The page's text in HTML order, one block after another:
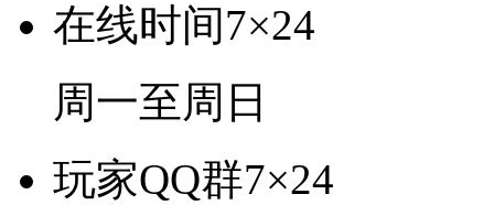
在线时间7×24
周一至周日
玩家QQ群7×24